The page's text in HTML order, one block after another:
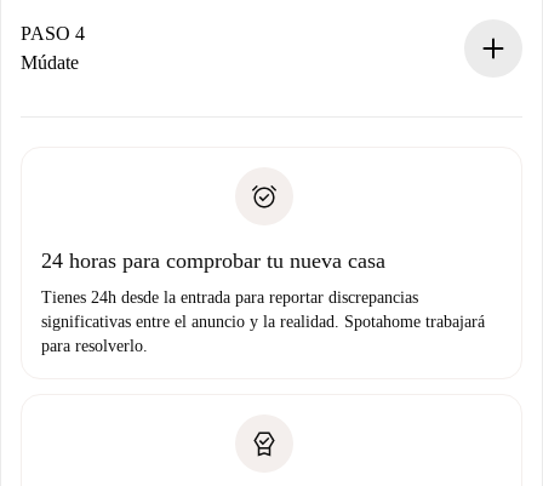
contacto con el propietario.
Si es rechazada: No te haremos ningún cargo y te
Prueba de solvencia
PASO 4
Múdate
no nos comunicas ningún problema.
24 horas para comprobar tu nueva casa
Tienes 24h desde la entrada para reportar discrepancias
significativas entre el anuncio y la realidad. Spotahome trabajará
para resolverlo.